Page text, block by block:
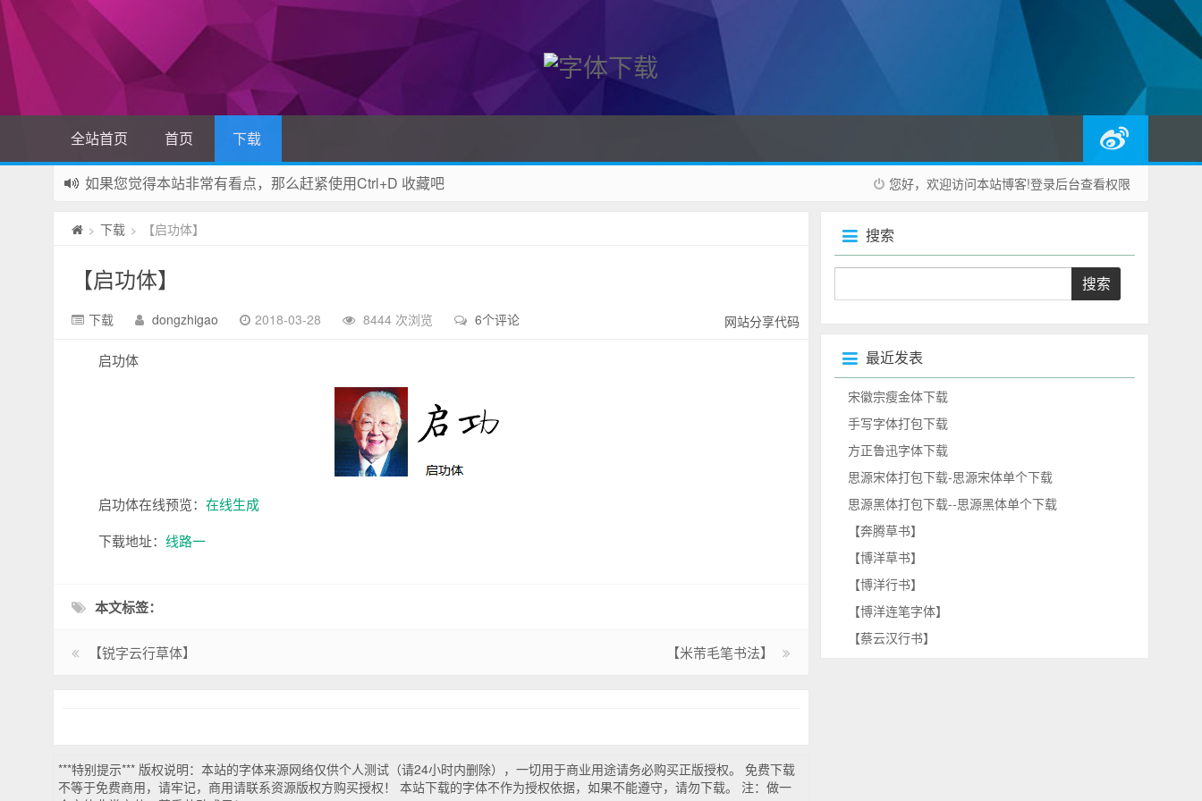
全站首页 首页 下载
您好，欢迎访问本站博客!登录后台查看权限
如果您觉得本站非常有看点，那么赶紧使用Ctrl+D 收藏吧
> 下载 > 【启功体】
【启功体】
下载 dongzhigao 2018-03-28 8444 次浏览 6个评论 网站分享代码
启功体
启功体在线预览： 在线生成
下载地址： 线路一
本文标签：
【锐字云行草体】 【米芾毛笔书法】
***特别提示*** 版权说明：本站的字体来源网络仅供个人测试（请24小时内删除），一切用于商业用途请务必购买正版授权。 免费下载
不等于免费商用，请牢记，商用请联系资源版权方购买授权！ 本站下载的字体不作为授权依据，如果不能遵守，请勿下载。 注：做一
搜索
最近发表
宋徽宗瘦金体下载
手写字体打包下载
方正鲁迅字体下载
思源宋体打包下载-思源宋体单个下载
思源黑体打包下载--思源黑体单个下载
【奔腾草书】
【博洋草书】
【博洋行书】
【博洋连笔字体】
【蔡云汉行书】